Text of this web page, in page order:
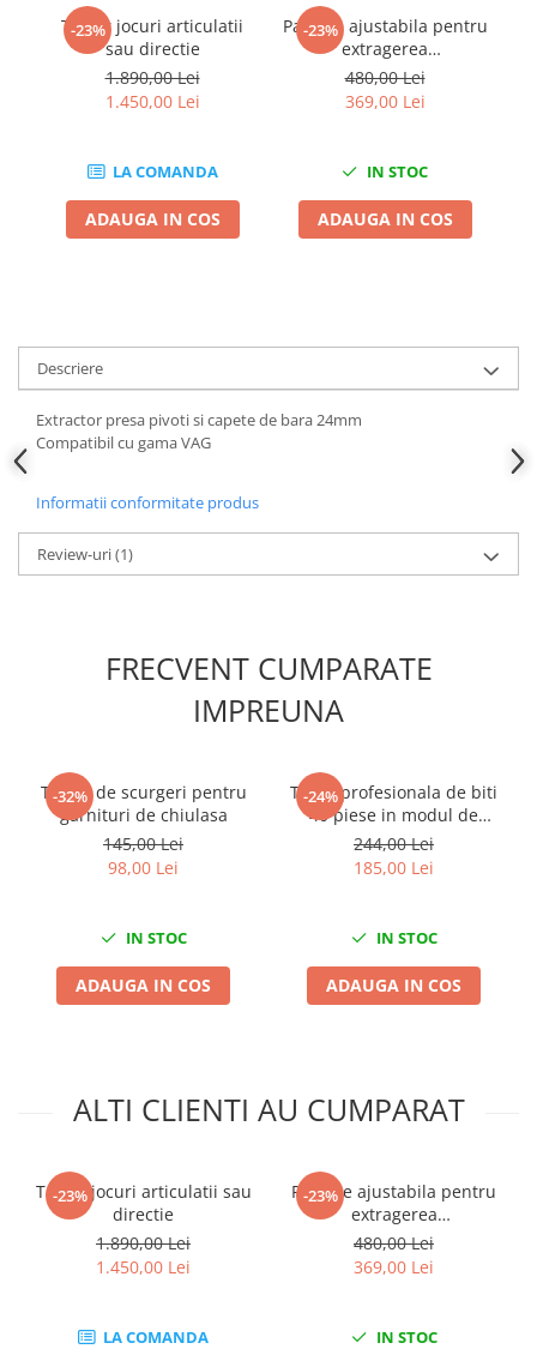
Chei Dinamometrice
Ciocane Dalti si Dornuri
Reparat Filete
Aeroterme si Incalzitoare
Aparate de spalat cu presiune
Aspiratoare industriale
Pistoale aer cald
Pistoale de lipit
Pistoale electrice de impact
Polizoare unghiulare
Scule fixare distributie
Dacia
Fiat
Land Rover
Renault
Rover
-23%
Tester jocuri articulatii
sau directie
1.890,00 Lei
1.450,00 Lei
LA COMANDA
ADAUGA IN COS
-23%
Parghie ajustabila pentru
extragerea
bratelor,basculelor
articulatii amortizoare
pivoti din fuzeta
480,00 Lei
369,00 Lei
IN STOC
ADAUGA IN COS
Descriere
Extractor presa pivoti si capete de bara 24mm
Compatibil cu gama VAG
Informatii conformitate produs
Review-uri(1)
FRECVENT CUMPARATE
IMPREUNA
-32%
Tester de scurgeri pentru
garnituri de chiulasa
145,00 Lei
98,00 Lei
IN STOC
ADAUGA IN COS
-24%
Trusa profesionala de biti
40 piese in modul de
spuma
244,00 Lei
185,00 Lei
IN STOC
ADAUGA IN COS
ALTI CLIENTI AU CUMPARAT
-23%
Tester jocuri articulatii sau
directie
1.890,00 Lei
1.450,00 Lei
LA COMANDA
-23%
Parghie ajustabila pentru
extragerea
bratelor,basculelor
articulatii amortizoare
pivoti din fuzeta
480,00 Lei
369,00 Lei
IN STOC